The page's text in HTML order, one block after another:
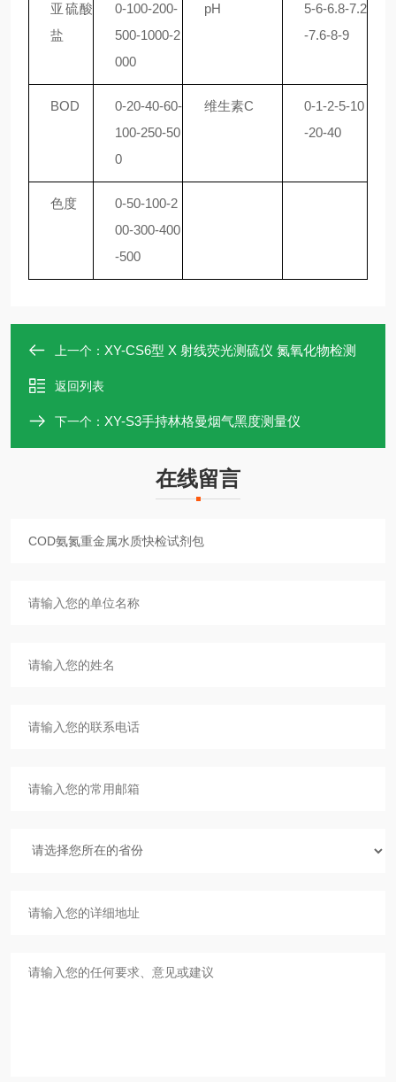
亚硫酸
盐
0-100-200-
500-1000-2
000
pH
5-6-6.8-7.2
-7.6-8-9
BOD
0-20-40-60-
100-250-50
0
维生素C
0-1-2-5-10
-20-40
色度
0-50-100-2
00-300-400
-500
上一个： XY-CS6型 X 射线荧光测硫仪 氮氧化物检测
返回列表
下一个： XY-S3手持林格曼烟气黑度测量仪
在线留言